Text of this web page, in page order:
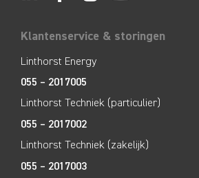
Klantenservice & storingen
Linthorst Energy
055 – 2017005
Linthorst Techniek (particulier)
055 – 2017002
Linthorst Techniek (zakelijk)
055 – 2017003